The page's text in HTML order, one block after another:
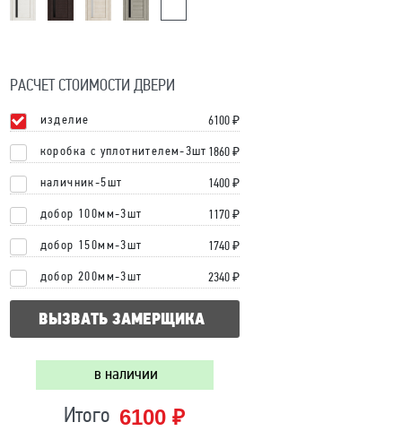
РАСЧЕТ СТОИМОСТИ ДВЕРИ
изделие 6100₽
коробка с уплотнителем-3шт 1860 ₽
наличник-5шт 1400 ₽
добор 100мм-3шт 1170 ₽
добор 150мм-3шт 1740 ₽
добор 200мм-3шт 2340 ₽
ВЫЗВАТЬ ЗАМЕРЩИКА
в наличии
Итого 6100 ₽